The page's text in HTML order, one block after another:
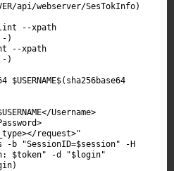
api/webserver/SesTokInfo)
--xpath
-)
--xpath
-)
$USERNAME$(sha256base64
Username>
request>"
b "SessionID=$session" -H
$token" -d "$login"